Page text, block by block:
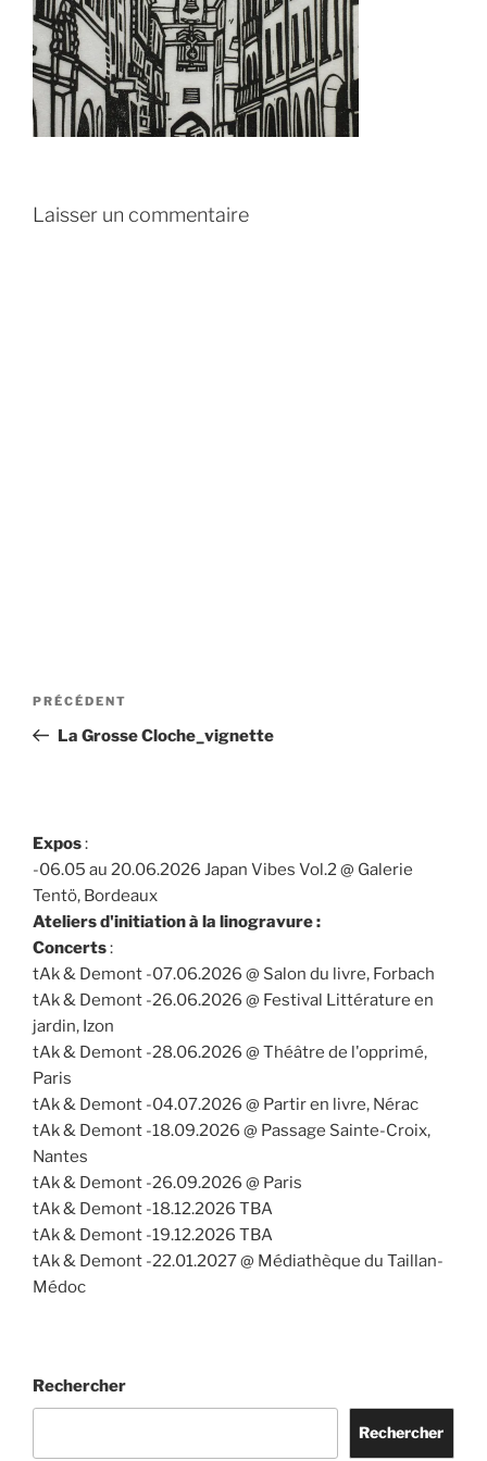
Laisser un commentaire
Navigation
l’article
Article
précédent
PRÉCÉDENT
La Grosse Cloche_vignette
Expos:
-06.05 au 20.06.2026 Japan Vibes Vol.2 @ Galerie
Tentö, Bordeaux
Ateliers d'initiation à la linogravure :
Concerts:
tAk & Demont -07.06.2026 @ Salon du livre, Forbach
tAk & Demont -26.06.2026 @ Festival Littérature en
jardin, Izon
tAk & Demont -28.06.2026 @ Théâtre de l'opprimé,
Paris
tAk & Demont -04.07.2026 @ Partir en livre, Nérac
tAk & Demont -18.09.2026 @ Passage Sainte-Croix,
Nantes
tAk & Demont -26.09.2026 @ Paris
tAk & Demont -18.12.2026 TBA
tAk & Demont -19.12.2026 TBA
tAk & Demont -22.01.2027 @ Médiathèque du Taillan-
Médoc
Rechercher
Rechercher